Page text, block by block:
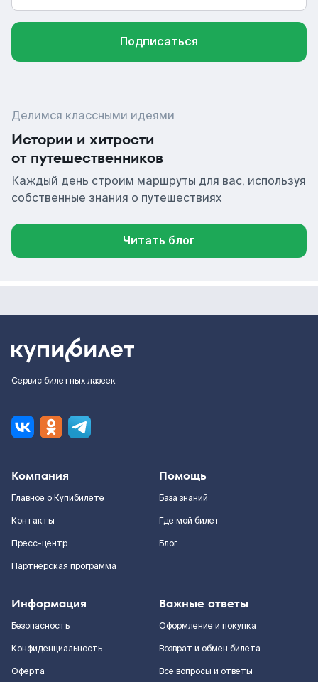
Подписаться
Делимся классными идеями
Истории и хитрости
от путешественников
Каждый день строим маршруты для вас, используя
собственные знания о путешествиях
Читать блог
Сервис билетных лазеек
Компания
Главное о Купибилете
Контакты
Пресс-центр
Партнерская программа
Помощь
База знаний
Где мой билет
Блог
Информация
Безопасность
Конфиденциальность
Оферта
Важные ответы
Оформление и покупка
Возврат и обмен билета
Все вопросы и ответы